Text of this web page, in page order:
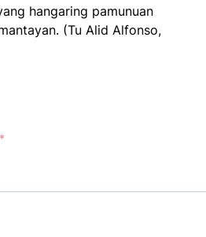
hangaring pamunuan
(Tu Alid Alfonso,
*